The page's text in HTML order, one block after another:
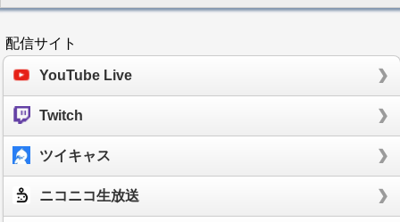
配信サイト
YouTube Live
Twitch
ツイキャス
ニコニコ生放送